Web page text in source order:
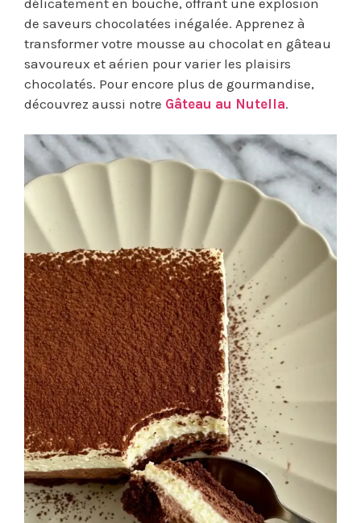
de saveurs chocolatées inégalée. Apprenez à
transformer votre mousse au chocolat en gâteau
savoureux et aérien pour varier les plaisirs
chocolatés. Pour encore plus de gourmandise,
découvrez aussi notre Gâteau au Nutella.